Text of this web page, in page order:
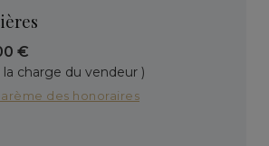
€
la charge du vendeur )
des honoraires